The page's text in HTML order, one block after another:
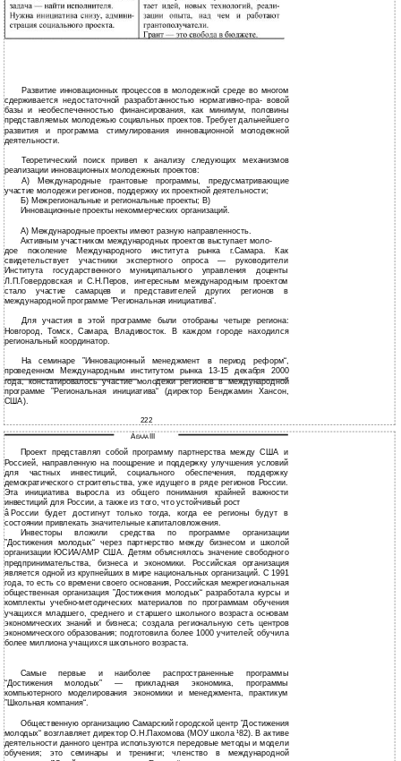
Развитие инновационных процессов в молодежной среде во многом
сдерживается недостаточной разработанностью нормативно-пра- вовой
базы и необеспеченностью финансирования, как минимум, половины
представляемых молодежью социальных проектов. Требует дальнейшего
развития и программа стимулирования инновационной молодежной
деятельности.
Теоретический поиск привел к анализу следующих механизмов
реализации инновационных молодежных проектов:
А) Международные грантовые программы, предусматривающие
участие молодежи регионов, поддержку их проектной деятельности;
Б) Межрегиональные и региональные проекты; В)
Инновационные проекты некоммерческих организаций.
А) Международные проекты имеют разную направленность.
Активным участником международных проектов выступает моло-
дое поколение Международного института рынка г.Самара. Как
свидетельствует участники экспертного опроса — руководители
Института государственного муниципального управления доценты
Л.П.Говердовская и С.Н.Перов, интересным международным проектом
стало участие самарцев и представителей других регионов в
международной программе ”Региональная инициатива“.
Для участия в этой программе были отобраны четыре региона:
Новгород, Томск, Самара, Владивосток. В каждом городе находился
региональный координатор.
На семинаре ”Инновационный менеджмент в период реформ“,
проведенном Международным институтом рынка 13-15 декабря 2000
года, констатировалось участие молодежи регионов в международной
программе ”Региональная инициатива“ (директор Бенджамин Хансон,
США).
222
ÃËÀÂÀ
Проект представлял собой программу партнерства между США и
Россией, направленную на поощрение и поддержку улучшения условий
для частных инвестиций, социального обеспечения, поддержку
демократического строительства, уже идущего в ряде регионов России.
Эта инициатива выросла из общего понимания крайней важности
инвестиций для России, а также из того, что устойчивый рост
â России будет достигнут только тогда, когда ее регионы будут в
состоянии привлекать значительные капиталовложения.
Инвесторы вложили средства по программе организации
”Достижения молодых“ через партнерство между бизнесом и школой
организации ЮСИА/АМР США. Детям объяснялось значение свободного
предпринимательства, бизнеса и экономики. Российская организация
является одной из крупнейших в мире национальных организаций. С 1991
года, то есть со времени своего основания, Российская межрегиональная
общественная организация ”Достижения молодых“ разработала курсы и
комплекты учебно-методических материалов по программам обучения
учащихся младшего, среднего и старшего школьного возраста основам
экономических знаний и бизнеса; создала региональную сеть центров
экономического образования; подготовила более 1000 учителей; обучила
более миллиона учащихся школьного возраста.
Самые первые и наиболее распространенные программы
“Достижения молодых” — прикладная экономика, программы
компьютерного моделирования экономики и менеджмента, практикум
”Школьная компания“.
Общественную организацию Самарский городской центр ”Достижения
молодых“ возглавляет директор О.Н.Пахомова (МОУ школа ¹82). В активе
деятельности данного центра используются передовые методы и модели
обучения; это семинары и тренинги; членство в международной